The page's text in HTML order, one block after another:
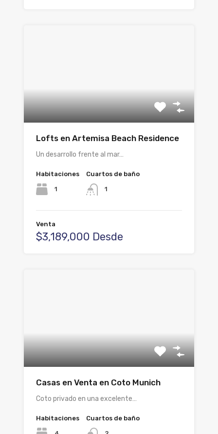
Lofts en Artemisa Beach Residence
Un desarrollo frente al mar…
Habitaciones
1
Cuartos de baño
1
Venta
$3,189,000 Desde
Casas en Venta en Coto Munich
Coto privado en una excelente…
Habitaciones Cuartos de baño